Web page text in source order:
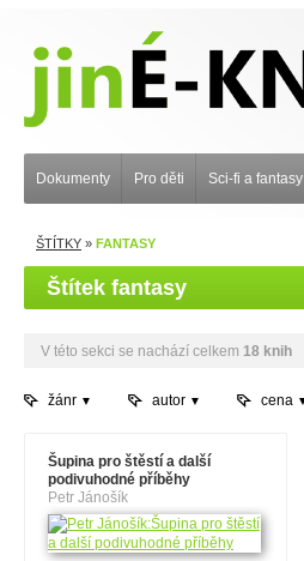
Dokumenty Pro děti Sci-fi a fantasy
ŠTÍTKY » FANTASY
Štítek fantasy
V této sekci se nachází celkem 18 knih
žánr autor cena
Šupina pro štěstí a další
podivuhodné příběhy
Petr Jánošík